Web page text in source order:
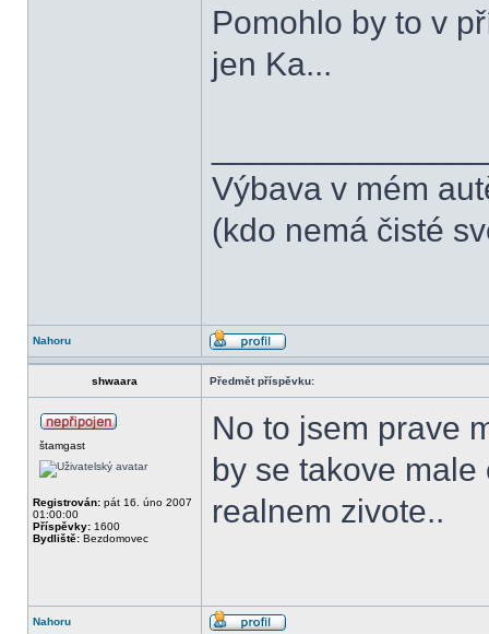
Pomohlo by to v
jen Ka...
Výbava v mém
(kdo nemá čisté
Nahoru
shwaara Předmět příspěvku:
štamgast
Registrován: pát 16. úno 2007
01:00:00
Příspěvky: 1600
Bydliště: Bezdomovec
No to jsem prave
by se takove
realnem zivote..
Nahoru